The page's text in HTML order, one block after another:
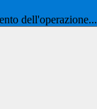
dell'operazione...